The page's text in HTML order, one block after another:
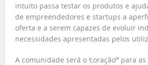
intuito passa testar os produtos e
de empreendedores e startups a
oferta e a serem capazes de evoluir
necessidades apresentadas pelos
A comunidade será o ‘coração’’’ para